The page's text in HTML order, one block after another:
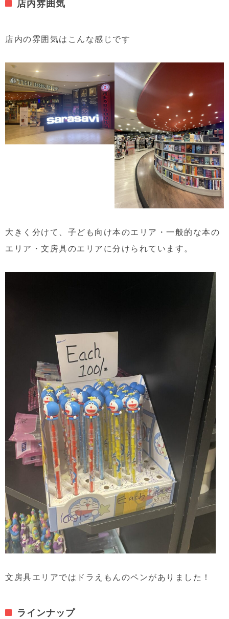
店内雰囲気
店内の雰囲気はこんな感じです
大きく分けて、子ども向け本のエリア・一般的な本の
エリア・文房具のエリアに分けられています。
文房具エリアではドラえもんのペンがありました！
ラインナップ